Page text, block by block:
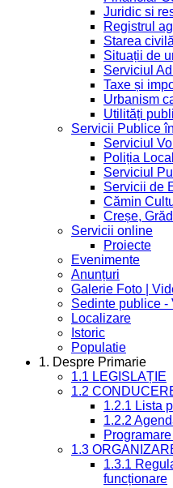
Juridic si
Registrul
Starea civilă
Situații de
Serviciul
Taxe și
Urbanism
Utilități
Servicii Publice
Serviciul
Poliția
Serviciul
Servicii de
Cămin
Creșe,
Servicii online
Proiecte
Evenimente
Anunțuri
Galerie Foto |
Sedinte publice -
Localizare
Istoric
Populatie
1. Despre Primarie
1.1 LEGISLAȚIE
1.2
1.2.1 Lista
1.2.2
1.3
1.3.1
funcționare